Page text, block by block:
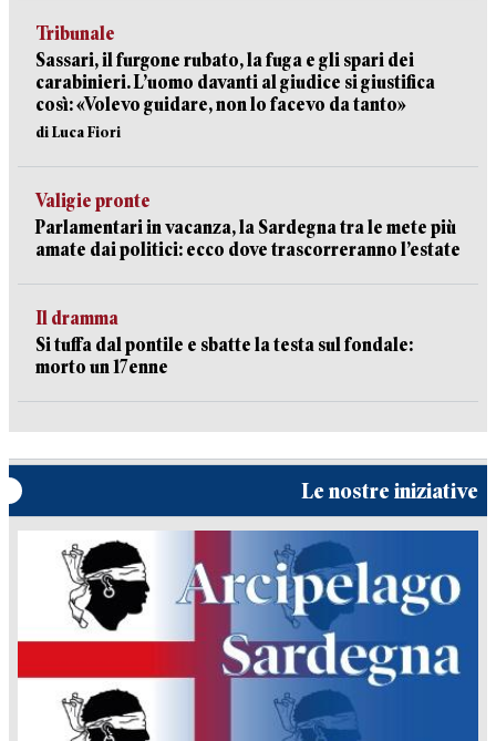
Tribunale
Sassari, il furgone rubato, la fuga e gli spari dei
carabinieri. L’uomo davanti al giudice si giustifica
così: «Volevo guidare, non lo facevo da tanto»
di Luca Fiori
Valigie pronte
Parlamentari in vacanza, la Sardegna tra le mete più
amate dai politici: ecco dove trascorreranno l’estate
Il dramma
Si tuffa dal pontile e sbatte la testa sul fondale:
morto un 17enne
Le nostre iniziative